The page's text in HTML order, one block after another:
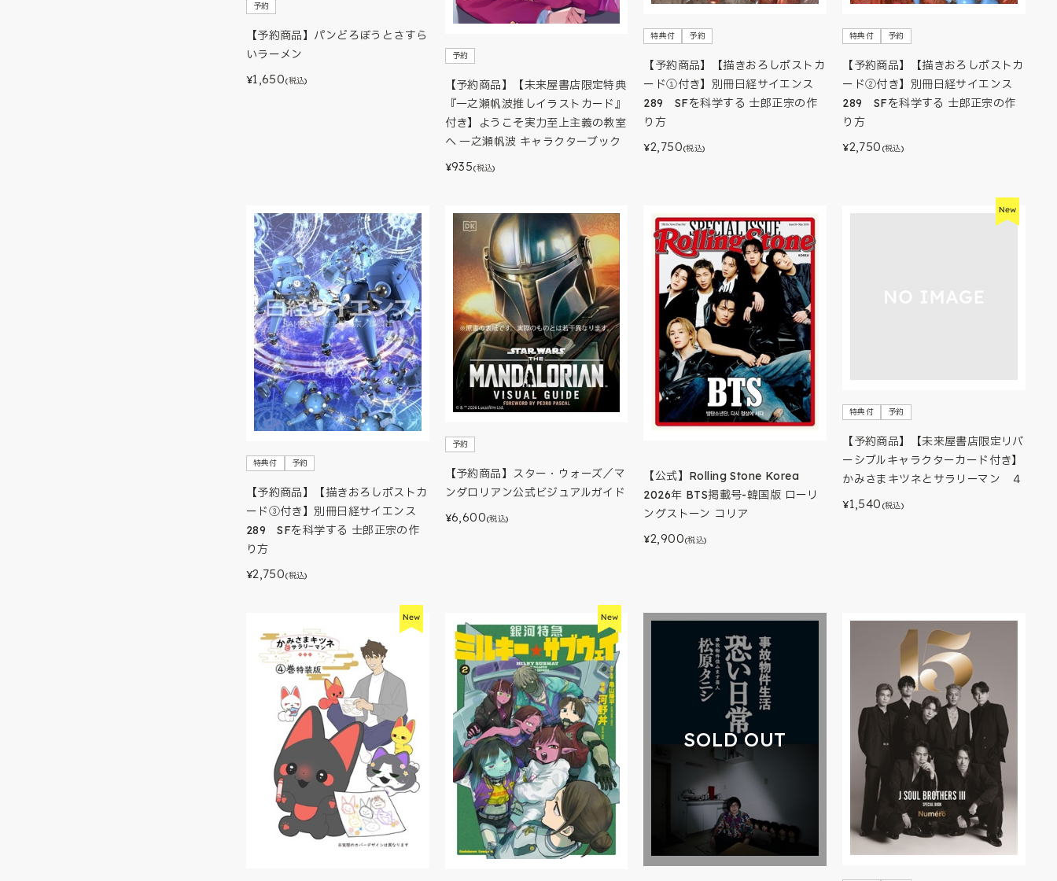
予約
【予約商品】パンどろぼうとさすら
いラーメン
¥1,650(税込)
予約
【予約商品】【未来屋書店限定特典
『一之瀬帆波推しイラストカード』
付き】ようこそ実力至上主義の教室
へ 一之瀬帆波 キャラクターブック
¥935(税込)
特典付 予約
【予約商品】【描きおろしポストカ
ード①付き】別冊日経サイエンス
289 SFを科学する 士郎正宗の作
り方
¥2,750(税込)
特典付 予約
【予約商品】【描きおろしポストカ
ード②付き】別冊日経サイエンス
289 SFを科学する 士郎正宗の作
り方
¥2,750 (税込)
特典付 予約
【予約商品】【描きおろしポストカ
ード③付き】別冊日経サイエンス
289 SFを科学する 士郎正宗の作
り方
¥2,750(税込)
予約
【予約商品】スター・ウォーズ／マ
ンダロリアン公式ビジュアルガイド
¥6,600(税込)
【公式】Rolling Stone Korea
2026年 BTS掲載号-韓国版 ローリ
ングストーン コリア
¥2,900(税込)
特典付 予約
【予約商品】【未来屋書店限定リバ
ーシブルキャラクターカード付き】
かみさまキツネとサラリーマン ４
¥1,540 (税込)
SOLD OUT